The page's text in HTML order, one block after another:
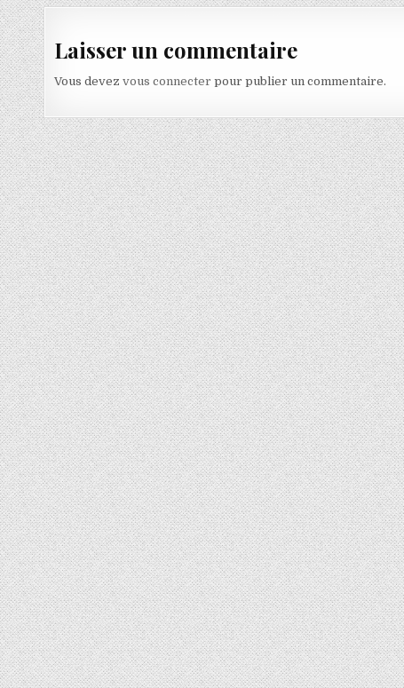
Laisser un commentaire
Vous devezvous connecter pour publier un commentaire.